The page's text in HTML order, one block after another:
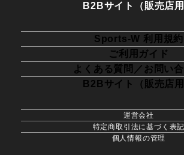
B2Bサイト（販売店用
Sports-W 利用規約
ご利用ガイド
よくある質問／お問い
B2Bサイト（販売店用
運営会社
特定商取引法に基づく表記
個人情報の管理